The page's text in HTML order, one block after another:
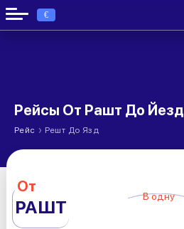
€
Рейсы От Рашт До Йезд
Рейс › Решт До Язд
От
РАШТ В одну